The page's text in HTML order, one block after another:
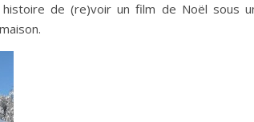
de (re)voir un film de Noël sous